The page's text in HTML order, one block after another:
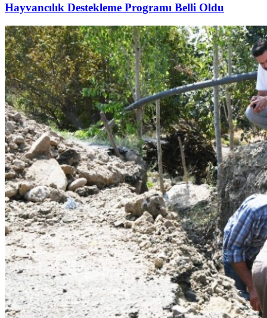
Hayvancılık Destekleme Programı Belli Oldu